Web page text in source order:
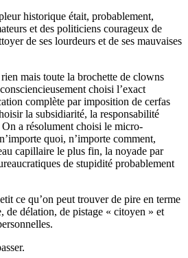
historique était, probablement,
et des politiciens courageux de
de ses lourdeurs et de ses mauvaises
mais toute la brochette de clowns
choisi l’exact
complète par imposition de cerfas
la subsidiarité, la responsabilité
a résolument choisi le micro-
quoi, n’importe comment,
capillaire le plus fin, la noyade par
de stupidité probablement
ce qu’on peut trouver de pire en terme
de délation, de pistage « citoyen » et